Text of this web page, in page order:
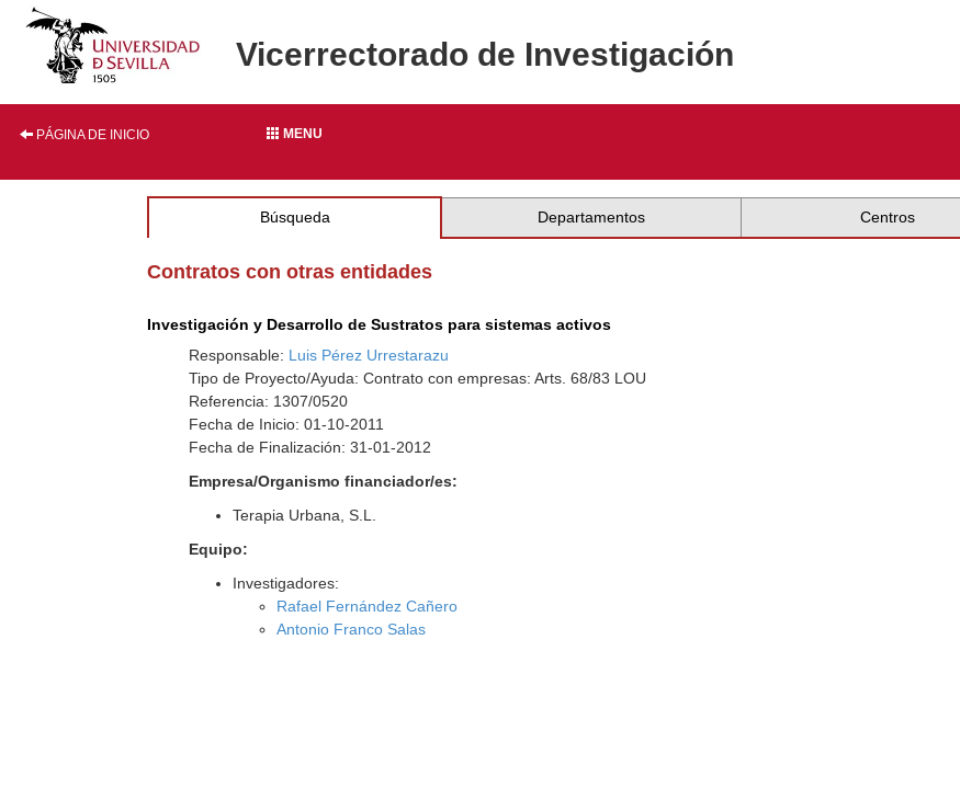
Vicerrectorado de Investigación
PÁGINA DE INICIO MENU
Búsqueda Departamentos Centros
Contratos con otras entidades
Investigación y Desarrollo de Sustratos para sistemas activos
Responsable: Luis Pérez Urrestarazu
Tipo de Proyecto/Ayuda: Contrato con empresas: Arts. 68/83 LOU
Referencia: 1307/0520
Fecha de Inicio: 01-10-2011
Fecha de Finalización: 31-01-2012
Empresa/Organismo financiador/es:
Terapia Urbana, S.L.
Equipo:
Investigadores:
Rafael Fernández Cañero
Antonio Franco Salas